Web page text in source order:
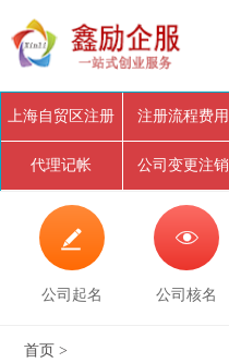
上海自贸区注册 注册流程费用
代理记帐 公司变更注销

公司起名

公司核名
首页 >